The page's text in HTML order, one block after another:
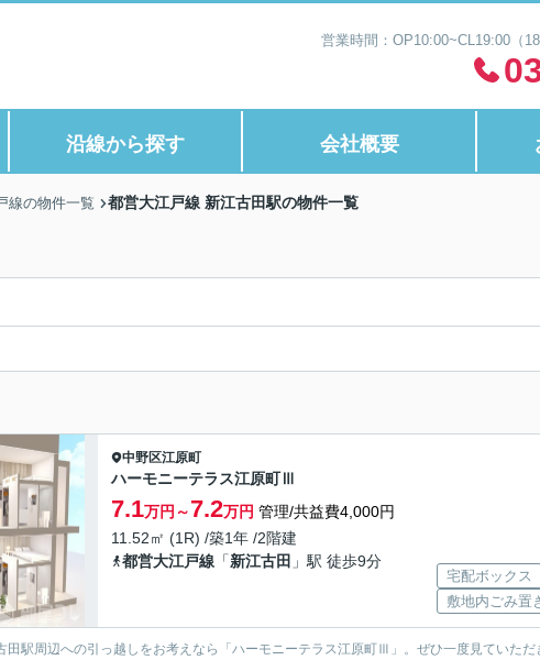
営業時間：OP10:00~CL19:00（
沿線から探す 会社概要
線の物件一覧 都営大江戸線 新江古田駅の物件一覧
中野区江原町
ハーモニーテラス江原町Ⅲ
7.1万円～7.2万円 管理/共益費4,000円
11.52㎡ (1R) /築1年 /2階建
都営大江戸線 「新江古田 」駅 徒歩9分
宅配ボックス
敷地内ごみ置
田駅周辺への引っ越しをお考えなら「ハーモニーテラス江原町Ⅲ」。ぜひ一度見ていた